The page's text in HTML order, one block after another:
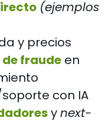
(ejemplos
y precios
fraude en
con IA
ynext-